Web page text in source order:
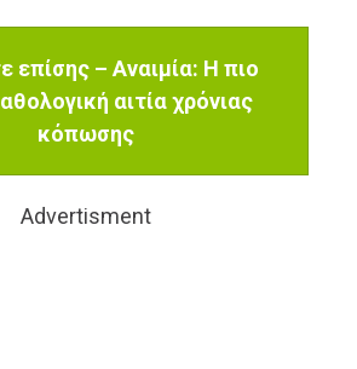
επίσης – Αναιμία: Η πιο
αιτία χρόνιας
κόπωσης
Advertisment